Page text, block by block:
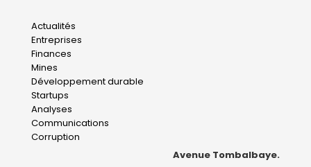
Main
navigation
Actualités
Entreprises
Finances
Mines
Développement durable
Startups
Analyses
Communications
Corruption
Avenue Tombalbaye.